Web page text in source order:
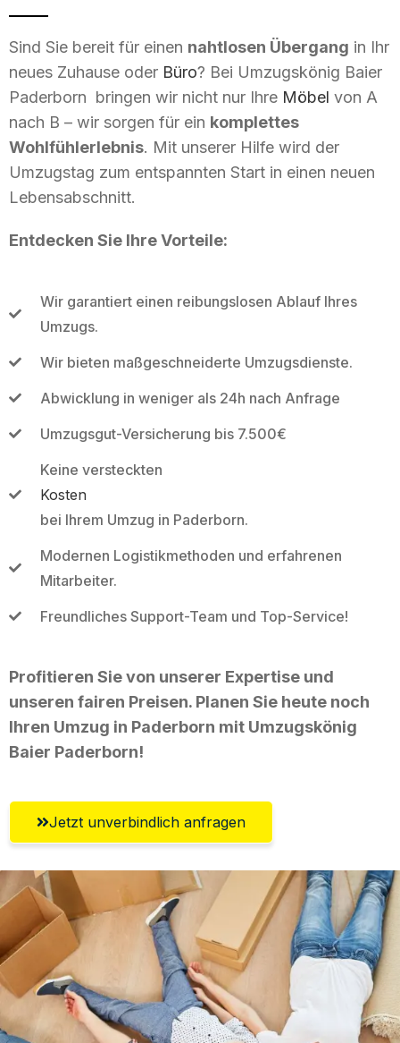
Sind Sie bereit für einen nahtlosen Übergang in Ihr
neues Zuhause oder Büro? Bei Umzugskönig Baier
Paderborn bringen wir nicht nur Ihre Möbel von A
nach B – wir sorgen für ein komplettes
Wohlfühlerlebnis. Mit unserer Hilfe wird der
Umzugstag zum entspannten Start in einen neuen
Lebensabschnitt.
Entdecken Sie Ihre Vorteile:
Wir garantiert einen reibungslosen Ablauf Ihres
Umzugs.
Wir bieten maßgeschneiderte Umzugsdienste.
Abwicklung in weniger als 24h nach Anfrage
Umzugsgut-Versicherung bis 7.500€
Keine versteckten
Kosten
bei Ihrem Umzug in Paderborn.
Modernen Logistikmethoden und erfahrenen
Mitarbeiter.
Freundliches Support-Team und Top-Service!
Profitieren Sie von unserer Expertise und
unseren fairen Preisen. Planen Sie heute noch
Ihren Umzug in Paderborn mit Umzugskönig
Baier Paderborn!
Jetzt unverbindlich anfragen